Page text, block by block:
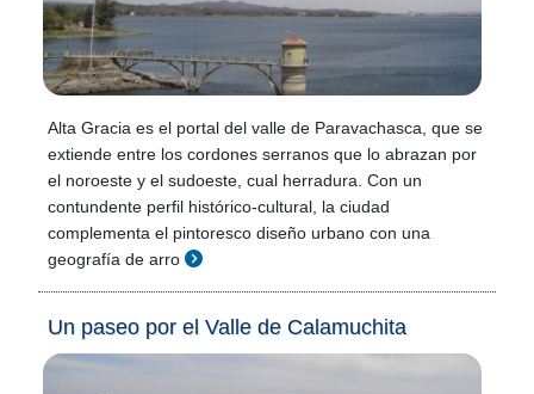
Alta Gracia es el portal del valle de Paravachasca, que se
extiende entre los cordones serranos que lo abrazan por
el noroeste y el sudoeste, cual herradura. Con un
contundente perfil histórico-cultural, la ciudad
complementa el pintoresco diseño urbano con una
geografía de arro
Un paseo por el Valle de Calamuchita